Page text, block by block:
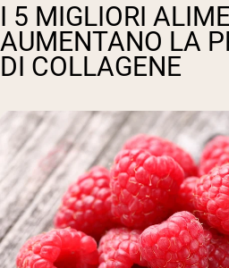
I 5 MIGLIORI
AUMENTANO LA
DI COLLAGENE